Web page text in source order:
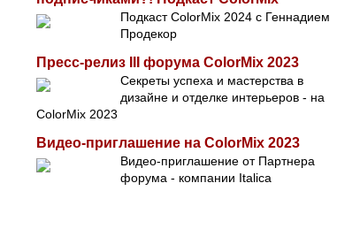
Подкаст ColorMix 2024 с Геннадием
Продекор
Пресс-релиз III форума ColorMix 2023
Секреты успеха и мастерства в
дизайне и отделке интерьеров - на
ColorMix 2023
Видео-приглашение на ColorMix 2023
Видео-приглашение от Партнера
форума - компании Italica